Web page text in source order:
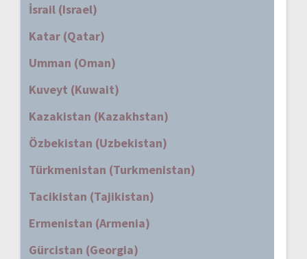
İsrail (Israel)
Katar (Qatar)
Umman (Oman)
Kuveyt (Kuwait)
Kazakistan (Kazakhstan)
Özbekistan (Uzbekistan)
Türkmenistan (Turkmenistan)
Tacikistan (Tajikistan)
Ermenistan (Armenia)
Gürcistan (Georgia)